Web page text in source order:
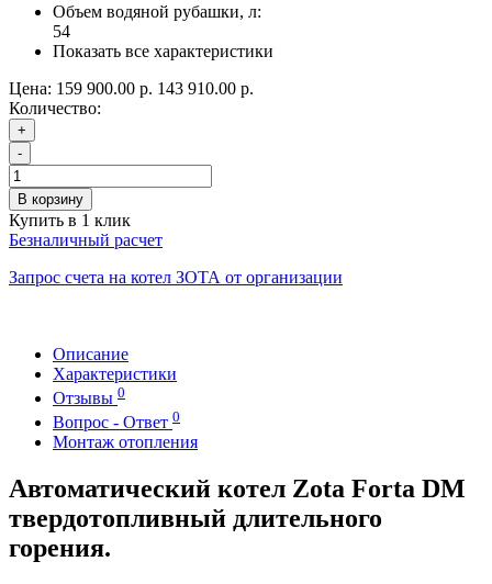
Объем водяной рубашки, л:
54
Показать все характеристики
Цена: 159 900.00 р. 143 910.00 р.
Количество:
+
-
В корзину
Купить в 1 клик
Безналичный расчет
Запрос счета на котел ЗОТА от организации
Описание
Характеристики
Отзывы 0
Вопрос - Ответ 0
Монтаж отопления
Автоматический котел Zota Forta DM
твердотопливный длительного
горения.